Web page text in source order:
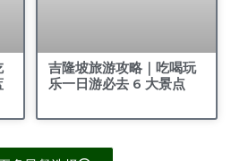
吉隆坡旅游攻略｜吃喝玩
乐一日游必去 6 大景点